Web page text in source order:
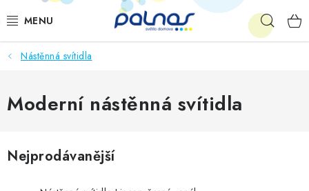
na
OSVĚTLENÍ INTERIÉRU
LED
AKCE
Nástěnná svítidla
Moderní nástěnná svítidla
Nejprodávanější